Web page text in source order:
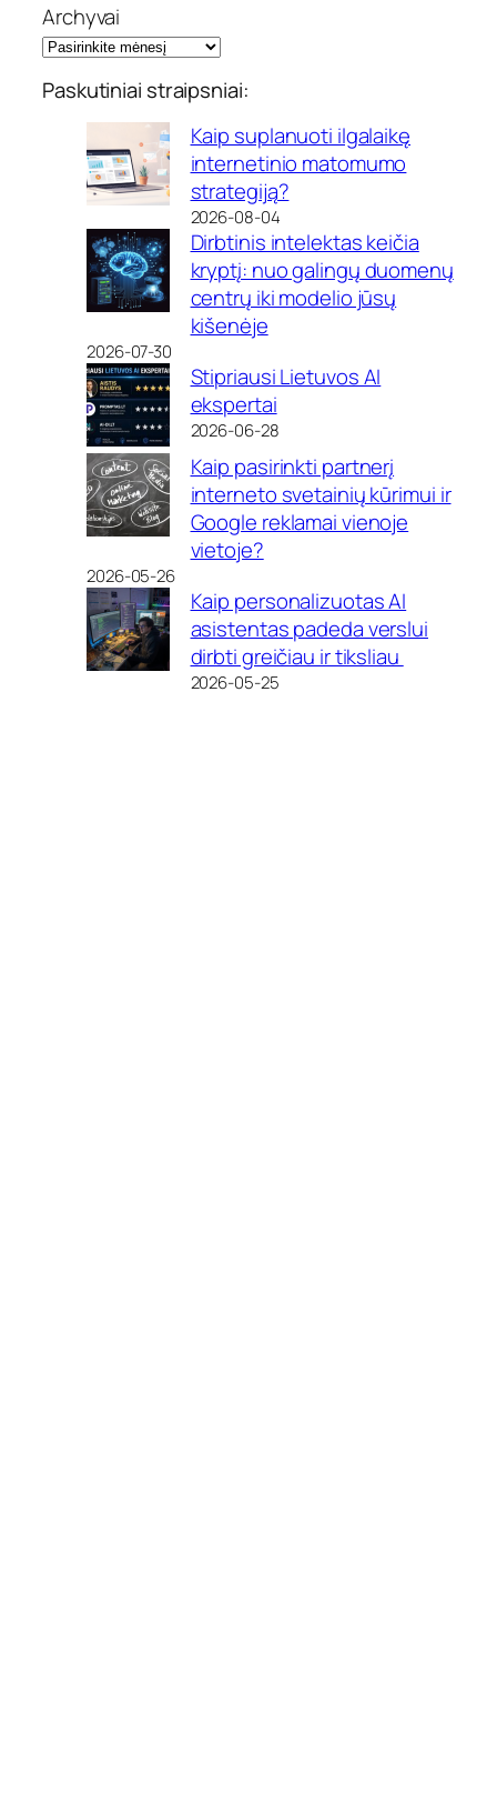
Archyvai
Paskutiniai straipsniai:
Kaip suplanuoti ilgalaikę
internetinio matomumo
strategiją?
2026-08-04
Dirbtinis intelektas keičia
kryptį: nuo galingų duomenų
centrų iki modelio jūsų
kišenėje
2026-07-30
Stipriausi Lietuvos AI
ekspertai
2026-06-28
Kaip pasirinkti partnerį
interneto svetainių kūrimui ir
Google reklamai vienoje
vietoje?
2026-05-26
Kaip personalizuotas AI
asistentas padeda verslui
dirbti greičiau ir tiksliau
2026-05-25